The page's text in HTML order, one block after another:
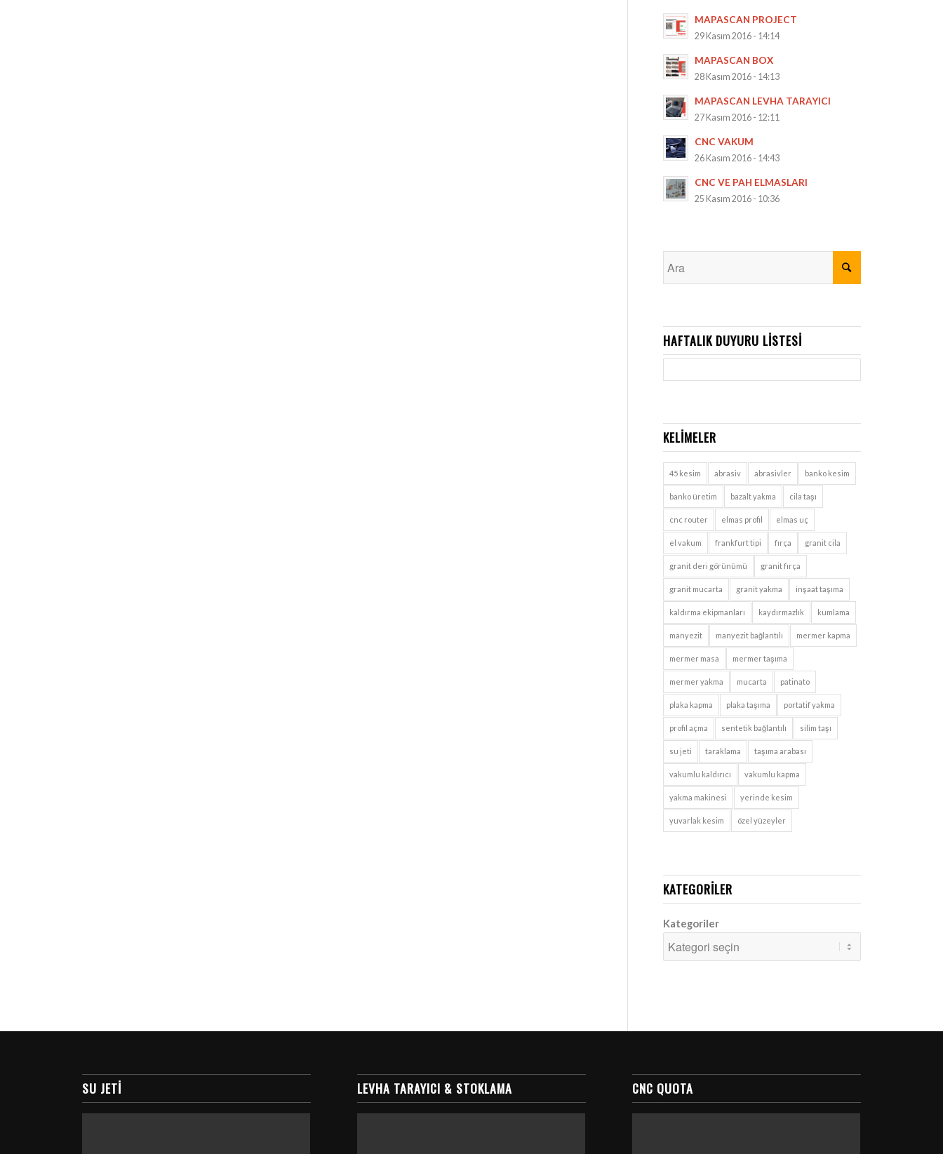
MAPASCAN PROJECT
29 Kasım 2016 - 14:14
MAPASCAN BOX
28 Kasım 2016 - 14:13
MAPASCAN LEVHA TARAYICI
27 Kasım 2016 - 12:11
CNC VAKUM
26 Kasım 2016 - 14:43
CNC VE PAH ELMASLARI
25 Kasım 2016 - 10:36
HAFTALIK DUYURU LISTESI
KELIMELER
45 kesim abrasiv abrasivler banko kesim
banko üretim bazalt yakma cila taşı
cnc router elmas profil elmas uç
el vakum frankfurt tipi fırça granit cila
granit deri görünümü granit fırça
granit mucarta granit yakma inşaat taşıma
kaldırma ekipmanları kaydırmazlık kumlama
manyezit manyezit bağlantılı mermer kapma
mermer masa mermer taşıma
mermer yakma mucarta patinato
plaka kapma plaka taşıma portatif yakma
profil açma sentetik bağlantılı silim taşı
su jeti taraklama taşıma arabası
vakumlu kaldırıcı vakumlu kapma
yakma makinesi yerinde kesim
yuvarlak kesim özel yüzeyler
KATEGORILER
Kategoriler
SU JETI LEVHA TARAYICI & STOKLAMA CNC QUOTA